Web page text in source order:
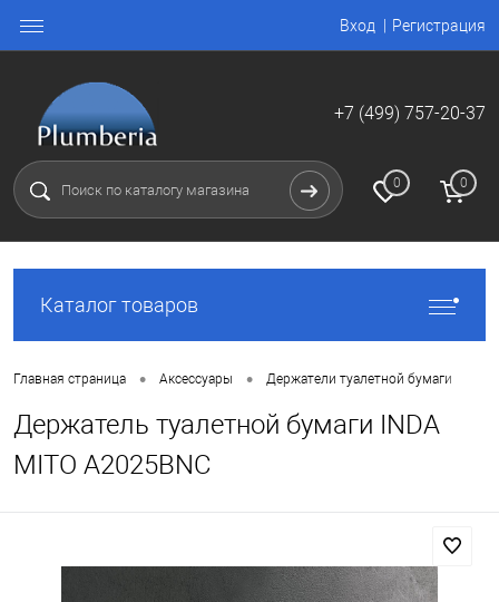
Вход Регистрация
+7 (499) 757-20-37
0 0
Каталог товаров
Главная страница • Аксессуары • Держатели туалетной бумаги
Держатель туалетной бумаги INDA
MITO A2025BNC